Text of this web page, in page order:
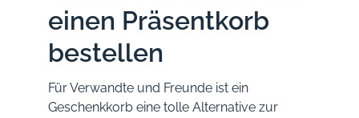
einen Präsentkorb
bestellen
Für Verwandte und Freunde ist ein
Geschenkkorb eine tolle Alternative zur